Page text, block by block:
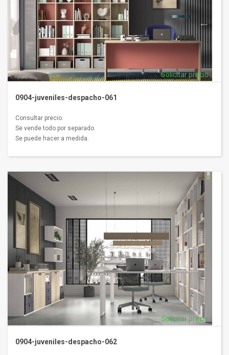
0904-juveniles-despacho-061
Solicitar precio
Consultar precio.
Se vende todo por separado.
Se puede hacer a medida.
0904-juveniles-despacho-062
Solicitar precio